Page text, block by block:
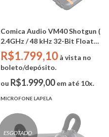
Comica Audio VM40 Shotgun (
2.4GHz / 48 kHz 32-Bit Float
Recording / 32GB )
R$1.799,10 à vista no
boleto/depósito.
ou R$1.999,00em até 10x.
MICROFONE LAPELA
ESGOTADO